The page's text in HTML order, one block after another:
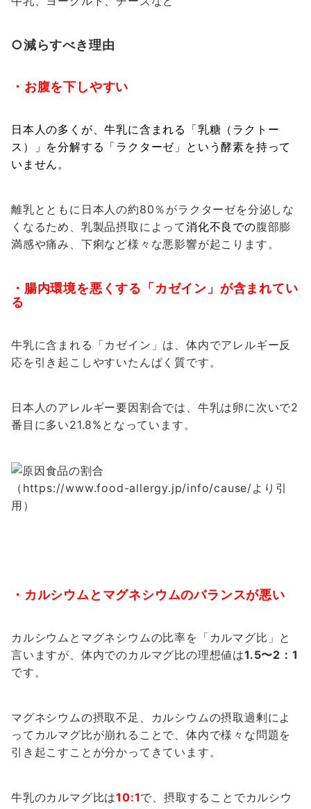
○減らすべき理由
・お腹を下しやすい
日本人の多くが、牛乳に含まれる「乳糖（ラクトー
ス）」を分解する「ラクターゼ」という酵素を持って
いません。
離乳とともに日本人の約80％がラクターゼを分泌しな
くなるため、乳製品摂取によって消化不良での腹部膨
満感や痛み、下痢など様々な悪影響が起こります。
・腸内環境を悪くする「カゼイン」が含まれてい
る
牛乳に含まれる「カゼイン」は、体内でアレルギー反
応を引き起こしやすいたんぱく質です。
日本人のアレルギー要因割合では、牛乳は卵に次いで2
番目に多い21.8%となっています。
（https://www.food-allergy.jp/info/cause/より引
用）
・カルシウムとマグネシウムのバランスが悪い
カルシウムとマグネシウムの比率を「カルマグ比」と
言いますが、体内でのカルマグ比の理想値は1.5〜2：1
です。
マグネシウムの摂取不足、カルシウムの摂取過剰によ
ってカルマグ比が崩れることで、体内で様々な問題を
引き起こすことが分かってきています。
牛乳のカルマグ比は10:1で、摂取することでカルシウ